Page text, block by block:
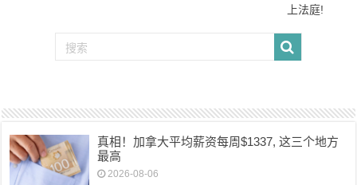
上法庭!
真相！加拿大平均薪资每周$1337, 这三个地方
最高
2026-08-06